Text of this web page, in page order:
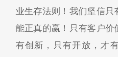
业生存法则！我们坚信
能正真的赢！只有客户价
有创新，只有开放，才